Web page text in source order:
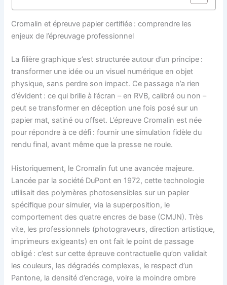
Cromalin et épreuve papier certifiée : comprendre les
enjeux de l’épreuvage professionnel
La filière graphique s’est structurée autour d’un principe :
transformer une idée ou un visuel numérique en objet
physique, sans perdre son impact. Ce passage n’a rien
d’évident : ce qui brille à l’écran – en RVB, calibré ou non –
peut se transformer en déception une fois posé sur un
papier mat, satiné ou offset. L’épreuve Cromalin est née
pour répondre à ce défi : fournir une simulation fidèle du
rendu final, avant même que la presse ne roule.
Historiquement, le Cromalin fut une avancée majeure.
Lancée par la société DuPont en 1972, cette technologie
utilisait des polymères photosensibles sur un papier
spécifique pour simuler, via la superposition, le
comportement des quatre encres de base (CMJN). Très
vite, les professionnels (photograveurs, direction artistique,
imprimeurs exigeants) en ont fait le point de passage
obligé : c’est sur cette épreuve contractuelle qu’on validait
les couleurs, les dégradés complexes, le respect d’un
Pantone, la densité d’encrage, voire la moindre ombre